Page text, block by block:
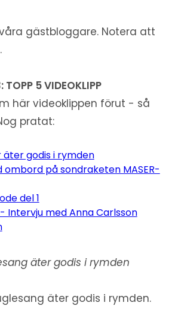
gästbloggare. Notera att
TOPP 5 VIDEOKLIPP
här videoklippen förut - så
pratat:
äter godis i rymden
ombord på sondraketen MASER-
del 1
- Intervju med Anna Carlsson
äter godis i rymden.